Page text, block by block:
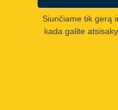
Siunčiame tik gerą
kada galite